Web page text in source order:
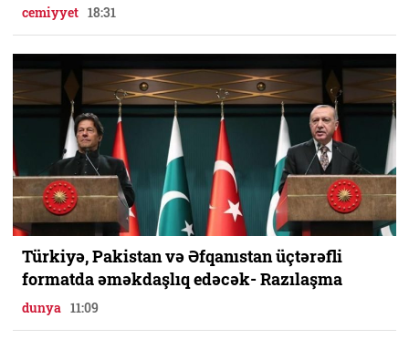
cemiyyet 18:31
Türkiyə, Pakistan və Əfqanıstan üçtərəfli
formatda əməkdaşlıq edəcək- Razılaşma
dunya 11:09